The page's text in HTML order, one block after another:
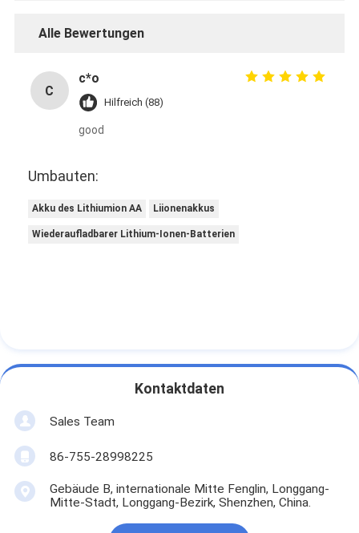
Alle Bewertungen
C
c*o
Hilfreich (88)
good
Umbauten:
Akku des Lithiumion AA Liionenakkus
Wiederaufladbarer Lithium-Ionen-Batterien
Kontaktdaten
Sales Team
86-755-28998225
Gebäude B, internationale Mitte Fenglin, Longgang-
Mitte-Stadt, Longgang-Bezirk, Shenzhen, China.